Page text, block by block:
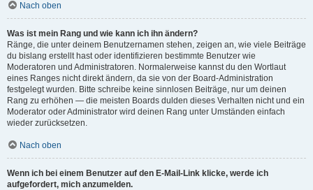
Nach oben
Was ist mein Rang und wie kann ich ihn ändern?
Ränge, die unter deinem Benutzernamen stehen, zeigen an, wie viele Beiträge
du bislang erstellt hast oder identifizieren bestimmte Benutzer wie
Moderatoren und Administratoren. Normalerweise kannst du den Wortlaut
eines Ranges nicht direkt ändern, da sie von der Board-Administration
festgelegt wurden. Bitte schreibe keine sinnlosen Beiträge, nur um deinen
Rang zu erhöhen — die meisten Boards dulden dieses Verhalten nicht und ein
Moderator oder Administrator wird deinen Rang unter Umständen einfach
wieder zurücksetzen.
Nach oben
Wenn ich bei einem Benutzer auf den E-Mail-Link klicke, werde ich
aufgefordert, mich anzumelden.